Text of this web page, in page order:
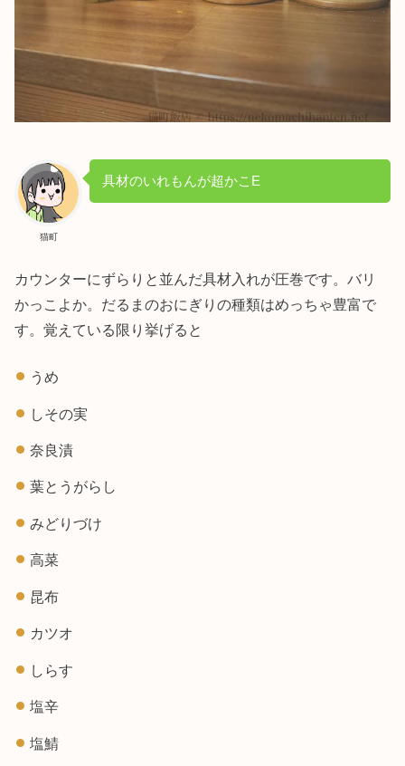
猫町
具材のいれもんが超かこE
カウンターにずらりと並んだ具材入れが圧巻です。バリ
かっこよか。だるまのおにぎりの種類はめっちゃ豊富で
す。覚えている限り挙げると
うめ
しその実
奈良漬
葉とうがらし
みどりづけ
高菜
昆布
カツオ
しらす
塩辛
塩鯖